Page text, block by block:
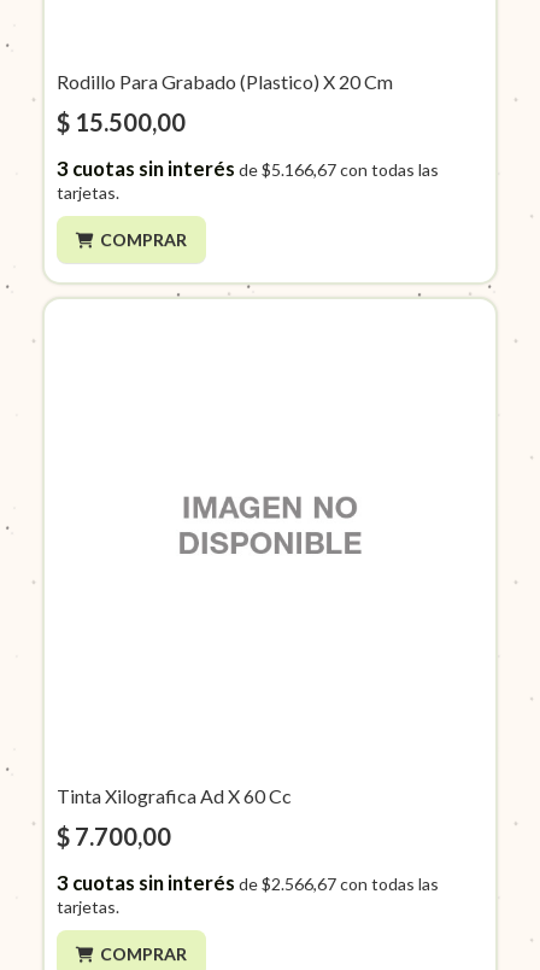
Rodillo Para Grabado (Plastico) X 20 Cm
$ 15.500,00
3cuotas sin interés de$5.166,67con todas las
tarjetas.
COMPRAR
Tinta Xilografica Ad X 60 Cc
$ 7.700,00
3cuotas sin interés de$2.566,67con todas las
tarjetas.
COMPRAR